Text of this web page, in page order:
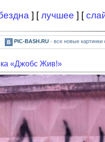
] [лучшее ] [
PIC-BASH.RU- все новые картинки
«Джобс Жив!»